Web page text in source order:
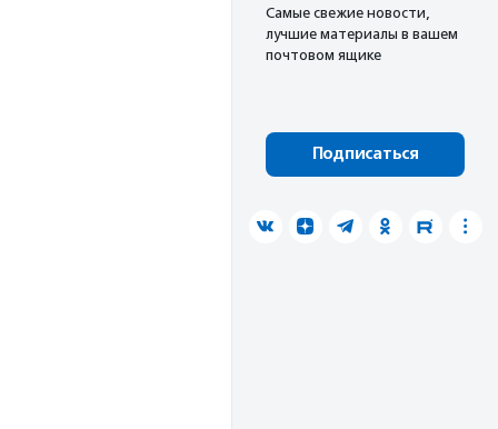
Cамые свежие новости,
лучшие материалы в вашем
почтовом ящике
Подписаться